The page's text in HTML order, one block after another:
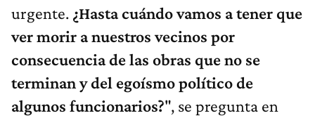
urgente. ¿Hasta cuándo vamos a tener que
ver morir a nuestros vecinos por
consecuencia de las obras que no se
terminan y del egoísmo político de
algunos funcionarios?", se pregunta en